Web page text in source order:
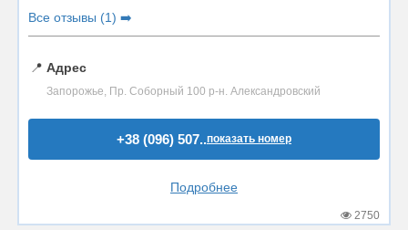
Все отзывы (1) ➡️
📍 Адрес
Запорожье, Пр. Соборный 100 р-н. Александровский
+38 (096) 507..показать номер
Подробнее
2750